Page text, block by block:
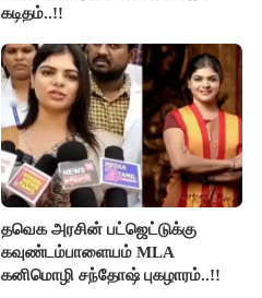
கடிதம்..!!
தவெக அரசின் பட்ஜெட்டுக்கு
கவுண்டம்பாளையம் MLA
கனிமொழி சந்தோஷ் புகழாரம்..!!